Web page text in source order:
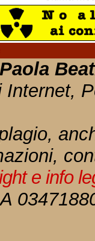
Internet,
e info